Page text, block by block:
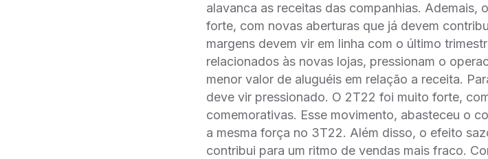
alavanca as receitas das companhias. Ademais,
forte, com novas aberturas que já devem
margens devem vir em linha com o último
relacionados às novas lojas, pressionam o
menor valor de aluguéis em relação a receita.
deve vir pressionado. O 2T22 foi muito forte,
comemorativas. Esse movimento, abasteceu o
a mesma força no 3T22. Além disso, o efeito
contribui para um ritmo de vendas mais fraco.